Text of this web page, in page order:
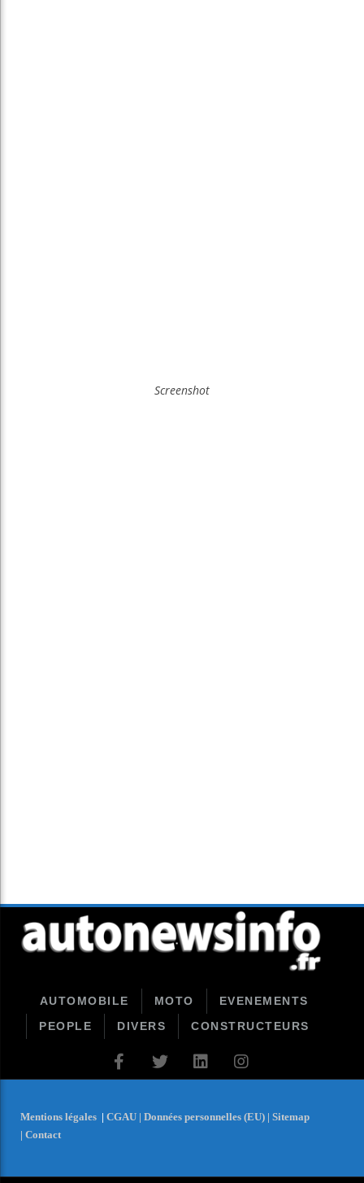
Screenshot
AUTOMOBILE MOTO
EVENEMENTS
PEOPLE
DIVERS CONSTRUCTEURS
Mentions légales | CGAU | Données personnelles (EU) | Sitemap
| Contact